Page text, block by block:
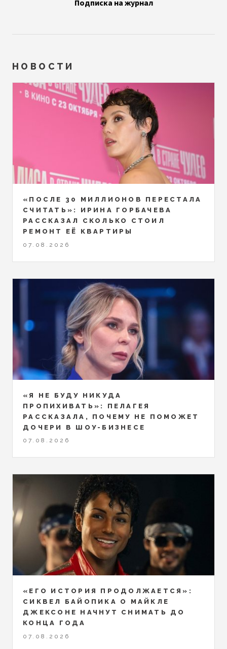
Подписка на журнал
НОВОСТИ
«ПОСЛЕ 30 МИЛЛИОНОВ ПЕРЕСТАЛА
СЧИТАТЬ»: ИРИНА ГОРБАЧЕВА
РАССКАЗАЛ СКОЛЬКО СТОИЛ
РЕМОНТ ЕЁ КВАРТИРЫ
07.08.2026
«Я НЕ БУДУ НИКУДА
ПРОПИХИВАТЬ»: ПЕЛАГЕЯ
РАССКАЗАЛА, ПОЧЕМУ НЕ ПОМОЖЕТ
ДОЧЕРИ В ШОУ-БИЗНЕСЕ
07.08.2026
«ЕГО ИСТОРИЯ ПРОДОЛЖАЕТСЯ»:
СИКВЕЛ БАЙОПИКА О МАЙКЛЕ
ДЖЕКСОНЕ НАЧНУТ СНИМАТЬ ДО
КОНЦА ГОДА
07.08.2026